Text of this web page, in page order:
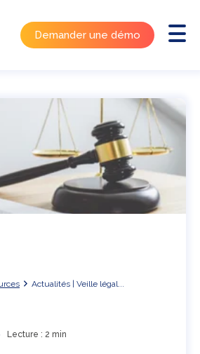
Demander une démo
Actualités | Veille légal...
Lecture : 2 min